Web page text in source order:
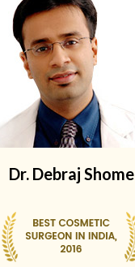
Dr. Debraj Shome